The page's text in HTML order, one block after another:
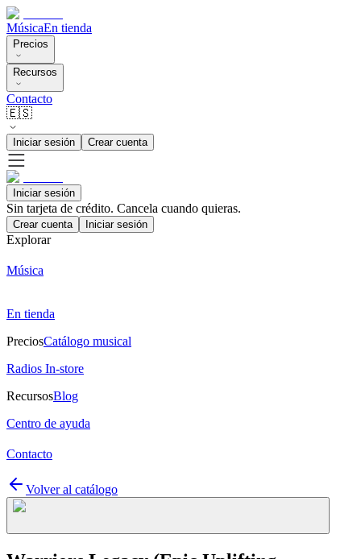
MúsicaEn tienda
Precios
Recursos
Contacto
🇪🇸
Iniciar sesión Crear cuenta
Iniciar sesión
Sin tarjeta de crédito. Cancela cuando quieras.
Crear cuenta Iniciar sesión
Explorar
Música
En tienda
PreciosCatálogo musical
Radios In-store
RecursosBlog
Centro de ayuda
Contacto
Volver al catálogo